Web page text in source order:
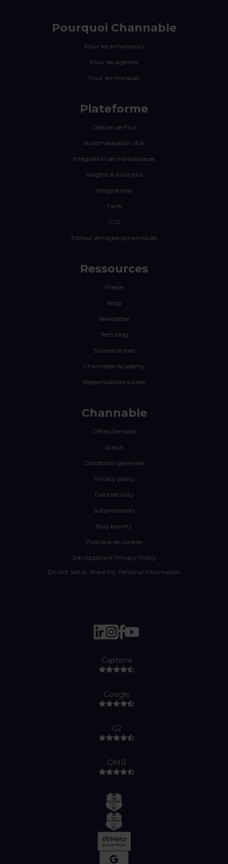
Pourquoi Channable
Pour les annonceurs
Pour les agences
Pour les marques
Plateforme
Gestion de Flux
Automatisation SEA
Intégration de marketplaces
Insights & Analytics
Intégrations
Tarifs
CSS
Editeur dimages dynamiques
Ressources
Presse
Blog
Newsletter
Tech blog
Success stories
Channable Academy
Responsabilité sociale
Channable
Offres d’emploi
Statut
Conditions générales
Privacy policy
Data security
Subprocessors
Bug bounty
Politique de cookies
Job Applicant Privacy Policy
Do Not Sell or Share My Personal Information
Capterra
Google
G2
OMR